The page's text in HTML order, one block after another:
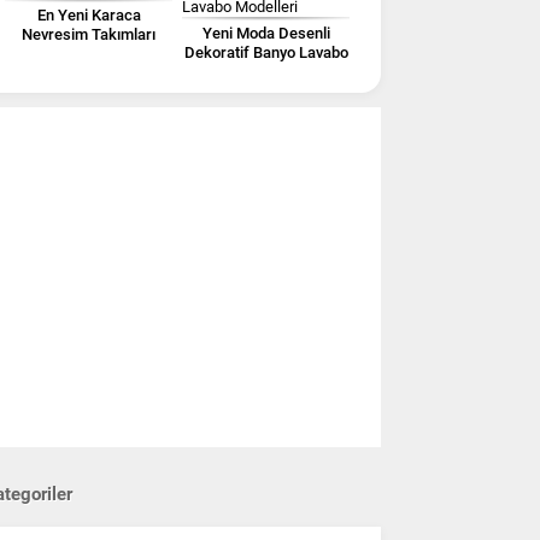
En Yeni Karaca
Nevresim Takımları
Yeni Moda Desenli
Dekoratif Banyo Lavabo